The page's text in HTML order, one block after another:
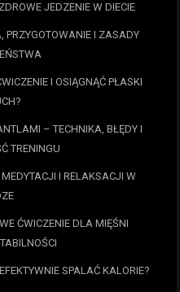
JEDZENIE W DIECIE
PRZYGOTOWANIE I ZASADY
I OSIĄGNĄĆ PŁASKI
– TECHNIKA, BŁĘDY I
TRENINGU
I RELAKSACJI W
ĆWICZENIE DLA MIĘŚNI
SPALAĆ KALORIE?